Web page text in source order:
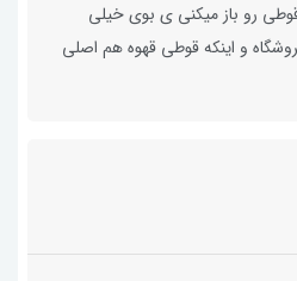
رو باز میکنی ی بوی خیلی
و اینکه قوطی قهوه هم اصلی